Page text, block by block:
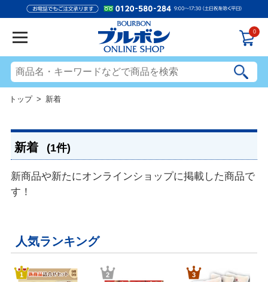
0
トップ> 新着
新着 (1件)
新商品や新たにオンラインショップに掲載した商品で
す！
人気ランキング
1 2 3